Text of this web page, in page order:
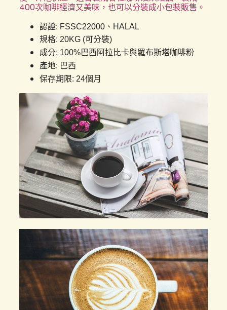
400次咖啡經濟又美味，也可以分裝成小包裝販售。
認證: FSSC22000、HALAL
規格: 20KG (可分裝)
成分: 100%巴西阿拉比卡與羅布斯塔咖啡粉
產地: 巴西
保存期限: 24個月